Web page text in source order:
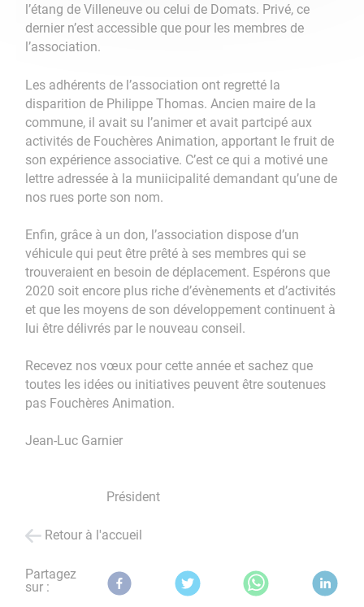
l’étang de Villeneuve ou celui de Domats. Privé, ce
dernier n’est accessible que pour les membres de
l’association.
Les adhérents de l’association ont regretté la
disparition de Philippe Thomas. Ancien maire de la
commune, il avait su l’animer et avait partcipé aux
activités de Fouchères Animation, apportant le fruit de
son expérience associative. C’est ce qui a motivé une
lettre adressée à la muniicipalité demandant qu’une de
nos rues porte son nom.
Enfin, grâce à un don, l’association dispose d’un
véhicule qui peut être prêté à ses membres qui se
trouveraient en besoin de déplacement. Espérons que
2020 soit encore plus riche d’évènements et d’activités
et que les moyens de son développement continuent à
lui être délivrés par le nouveau conseil.
Recevez nos vœux pour cette année et sachez que
toutes les idées ou initiatives peuvent être soutenues
pas Fouchères Animation.
Jean-Luc Garnier
Président
Retour à l'accueil
Partagez
sur :